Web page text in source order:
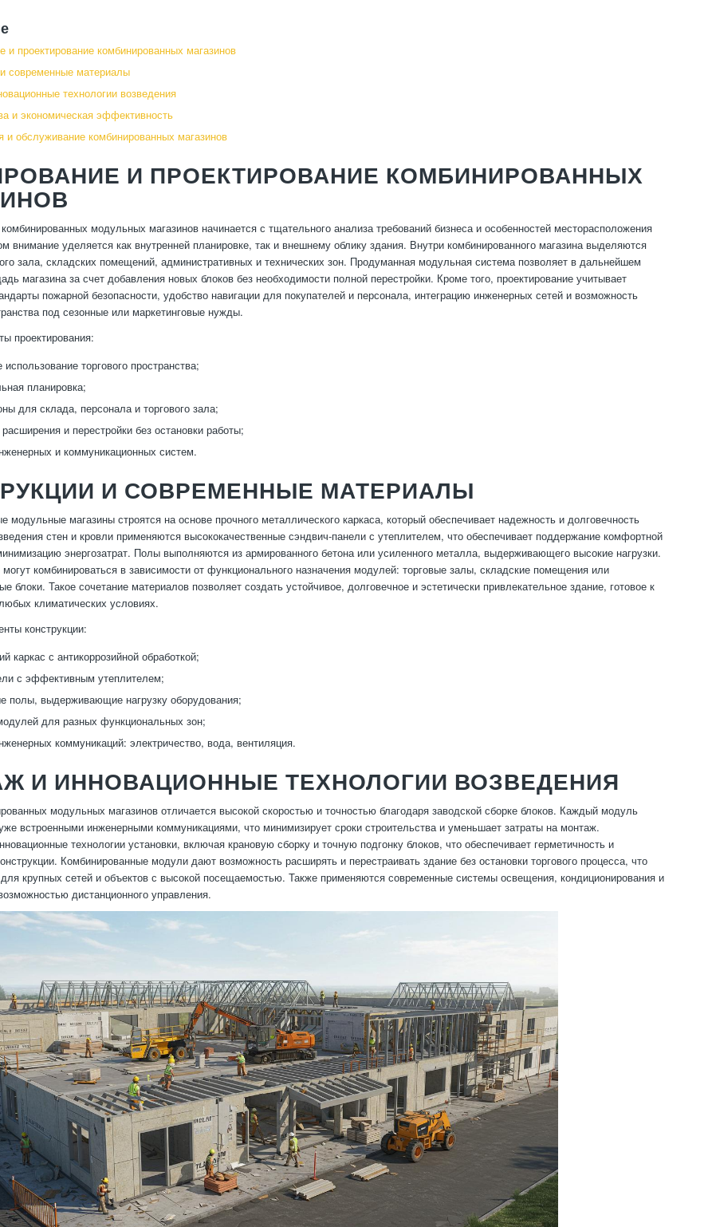
и проектирование комбинированных магазинов
современные материалы
технологии возведения
и экономическая эффективность
и обслуживание комбинированных магазинов
И ПРОЕКТИРОВАНИЕ КОМБИНИРОВАННЫХ
модульных магазинов начинается с тщательного анализа требований бизнеса и особенностей месторасположения
внимание уделяется как внутренней планировке, так и внешнему облику здания. Внутри комбинированного магазина выделяются
зала, складских помещений, административных и технических зон. Продуманная модульная система позволяет в дальнейшем
магазина за счет добавления новых блоков без необходимости полной перестройки. Кроме того, проектирование учитывает
пожарной безопасности, удобство навигации для покупателей и персонала, интеграцию инженерных сетей и возможность
под сезонные или маркетинговые нужды.
проектирования:
торгового пространства;
планировка;
для склада, персонала и торгового зала;
и перестройки без остановки работы;
и коммуникационных систем.
И СОВРЕМЕННЫЕ МАТЕРИАЛЫ
модульные магазины строятся на основе прочного металлического каркаса, который обеспечивает надежность и долговечность
стен и кровли применяются высококачественные сэндвич-панели с утеплителем, что обеспечивает поддержание комфортной
энергозатрат. Полы выполняются из армированного бетона или усиленного металла, выдерживающего высокие нагрузки.
комбинироваться в зависимости от функционального назначения модулей: торговые залы, складские помещения или
блоки. Такое сочетание материалов позволяет создать устойчивое, долговечное и эстетически привлекательное здание, готовое к
климатических условиях.
конструкции:
каркас с антикоррозийной обработкой;
с эффективным утеплителем;
полы, выдерживающие нагрузку оборудования;
для разных функциональных зон;
коммуникаций: электричество, вода, вентиляция.
И ИННОВАЦИОННЫЕ ТЕХНОЛОГИИ ВОЗВЕДЕНИЯ
модульных магазинов отличается высокой скоростью и точностью благодаря заводской сборке блоков. Каждый модуль
встроенными инженерными коммуникациями, что минимизирует сроки строительства и уменьшает затраты на монтаж.
технологии установки, включая крановую сборку и точную подгонку блоков, что обеспечивает герметичность и
Комбинированные модули дают возможность расширять и перестраивать здание без остановки торгового процесса, что
крупных сетей и объектов с высокой посещаемостью. Также применяются современные системы освещения, кондиционирования и
дистанционного управления.